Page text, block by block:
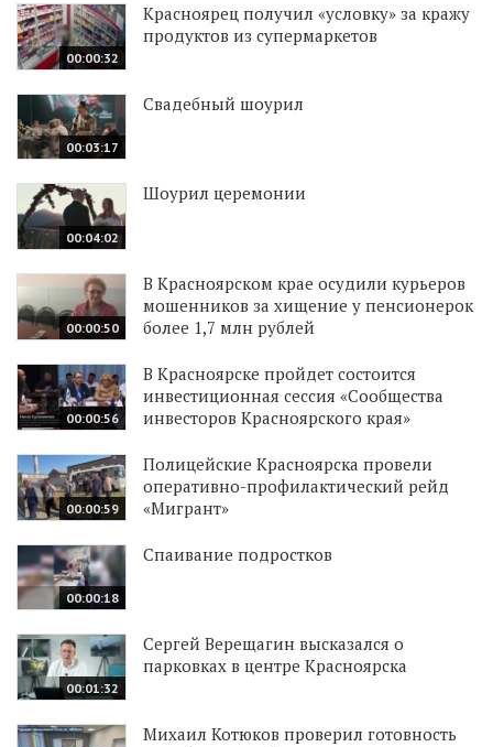
00:00:32
Красноярец получил «условку» за кражу
продуктов из супермаркетов
00:03:17
Свадебный шоурил
00:04:02
Шоурил церемонии
00:00:50
В Красноярском крае осудили курьеров
мошенников за хищение у пенсионерок
более 1,7 млн рублей
00:00:56
В Красноярске пройдет состоится
инвестиционная сессия «Сообщества
инвесторов Красноярского края»
00:00:59
Полицейские Красноярска провели
оперативно-профилактический рейд
«Мигрант»
00:00:18
Спаивание подростков
00:01:32
Сергей Верещагин высказался о
парковках в центре Красноярска
Михаил Котюков проверил готовность